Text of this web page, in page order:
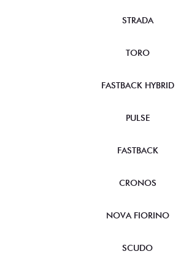
STRADA
TORO
FASTBACK HYBRID
PULSE
FASTBACK
CRONOS
NOVA FIORINO
SCUDO